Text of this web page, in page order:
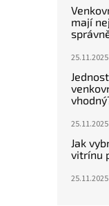
mají
25.11.2025
25.11.2025
Jak
vitrínu
25.11.2025